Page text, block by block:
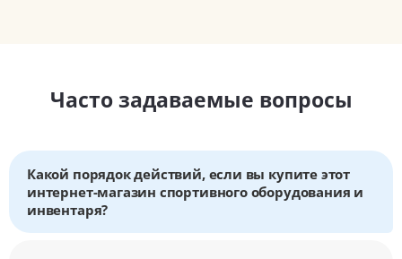
Часто задаваемые вопросы
Какой порядок действий, если вы купите этот
интернет-магазин спортивного оборудования и
инвентаря?